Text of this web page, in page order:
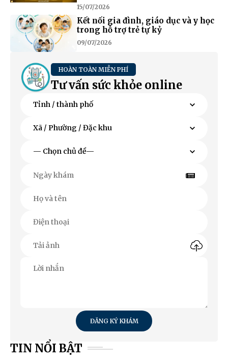
15/07/2026
Kết nối gia đình, giáo dục và y học
trong hỗ trợ trẻ tự kỷ
09/07/2026
HOÀN TOÀN MIỄN PHÍ
Tư vấn sức khỏe online
ĐĂNG KÝ KHÁM
TIN NỔI BẬT